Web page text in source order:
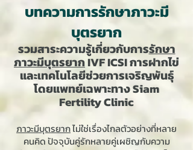
บทความการรักษาภาวะมี
บุตรยาก
รวมสาระความรู้เกี่ยวกับการรักษา
ภาวะมีบุตรยากIVF ICSI การฝากไข่
และเทคโนโลยีช่วยการเจริญพันธุ์
โดยแพทย์เฉพาะทาง Siam
Fertility Clinic
ภาวะมีบุตรยากไม่ใช่เรื่องไกลตัวอย่างที่หลาย
คนคิด ปัจจุบันคู่รักหลายคู่เผชิญกับความ